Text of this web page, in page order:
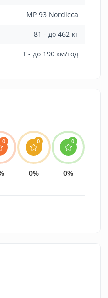
MP 93 Nordicca
81 - до 462 кг
T - до 190 км/год
0 0
0%
0
0%